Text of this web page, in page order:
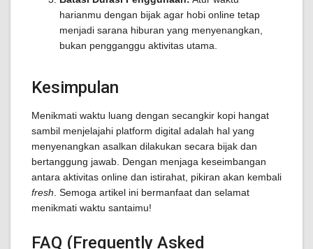
harianmu dengan bijak agar hobi online tetap
menjadi sarana hiburan yang menyenangkan,
bukan pengganggu aktivitas utama.
Kesimpulan
Menikmati waktu luang dengan secangkir kopi hangat
sambil menjelajahi platform digital adalah hal yang
menyenangkan asalkan dilakukan secara bijak dan
bertanggung jawab. Dengan menjaga keseimbangan
antara aktivitas online dan istirahat, pikiran akan kembali
fresh . Semoga artikel ini bermanfaat dan selamat
menikmati waktu santaimu!
FAQ (Frequently Asked